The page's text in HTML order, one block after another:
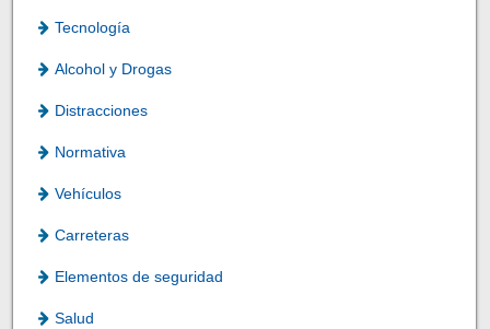
Tecnología
Alcohol y Drogas
Distracciones
Normativa
Vehículos
Carreteras
Elementos de seguridad
Salud